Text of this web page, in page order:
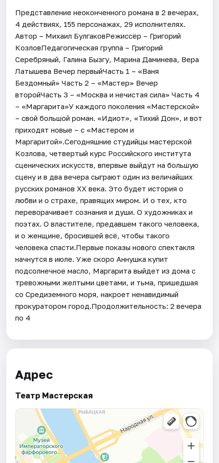
Представление неоконченного романа в 2 вечерах,
4 действиях, 155 персонажах, 29 исполнителях.
Автор – Михаил БулгаковРежиссёр – Григорий
КозловПедагогическая группа – Григорий
Серебряный, Галина Бызгу, Марина Даминева, Вера
Латышева Вечер первыйЧасть 1 – «Ваня
Бездомный» Часть 2 – «Мастер» Вечер
второйЧасть 3 – «Москва и нечистая сила» Часть 4
– «Маргарита»У каждого поколения «Мастерской»
– свой большой роман. «Идиот», «Тихий Дон», и вот
приходят новые – с «Мастером и
Маргаритой».Сегодняшние студийцы мастерской
Козлова, четвертый курс Российского института
сценических искусств, впервые выйдут на большую
сцену и в два вечера сыграют один из величайших
русских романов ХХ века. Это будет история о
любви и о страхе, правящих миром. И о тех, кто
переворачивает сознания и души. О художниках и
поэтах. О властителе, предавшем такого человека,
и о женщине, бросившей всё, чтобы такого
человека спасти.Первые показы нового спектакля
начнутся в июле. Уже скоро Аннушка купит
подсолнечное масло, Маргарита выйдет из дома с
тревожными желтыми цветами, и тьма, пришедшая
со Средиземного моря, накроет ненавидимый
прокуратором город.Продолжительность: 2 вечера
по 4
Адрес
Театр Мастерская